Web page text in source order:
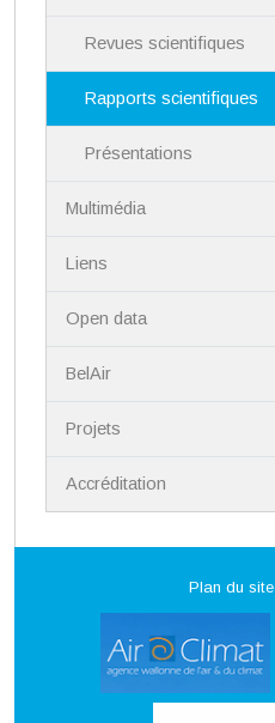
Revues scientifiques
Rapports scientifiques
Présentations
Multimédia
Liens
Open data
BelAir
Projets
Accréditation
Plan du site